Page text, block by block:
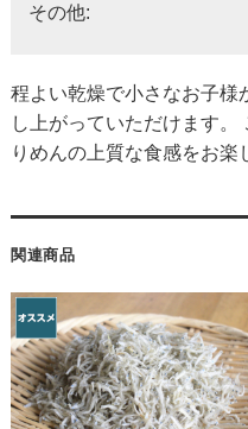
その他:
程よい乾燥で小さなお子様
し上がっていただけます。
りめんの上質な食感をお楽
関連商品